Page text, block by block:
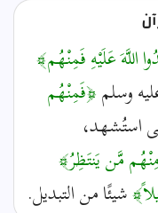
اللَّهَ عَلَيْهِ فَمِنْهُم﴾
وسلم﴿فَمِنْهُم
استُشهد،
مَّن يَنتَظِرُ﴾
شيئًا من التبديل.